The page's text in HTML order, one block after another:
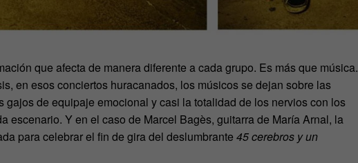
que afecta de manera diferente a cada grupo. Es más que música.
en esos conciertos huracanados, los músicos se dejan sobre las
gajos de equipaje emocional y casi la totalidad de los nervios con los
escenario. Y en el caso de Marcel Bagès, guitarra de María Arnal, la
para celebrar el fin de gira del deslumbrante 45 cerebros y un